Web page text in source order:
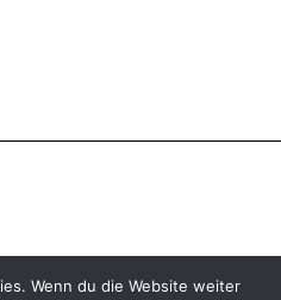
Wenn du die Website weiter